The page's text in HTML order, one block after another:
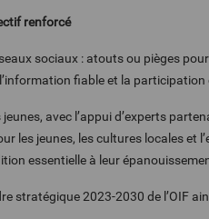
renforcé
sociaux : atouts ou pièges
fiable et la participation
avec l’appui d’experts
les jeunes, les cultures locales et
essentielle à leur
stratégique 2023-2030 de l’OIF